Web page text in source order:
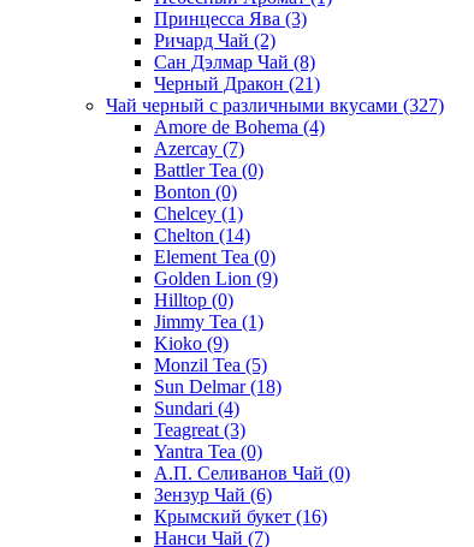
Принцесса Ява (3)
Ричард Чай (2)
Сан Дэлмар Чай (8)
Черный Дракон (21)
Чай черный с различными вкусами (327)
Amore de Bohema (4)
Azercay (7)
Battler Tea (0)
Bonton (0)
Chelcey (1)
Chelton (14)
Element Tea (0)
Golden Lion (9)
Hilltop (0)
Jimmy Tea (1)
Kioko (9)
Monzil Tea (5)
Sun Delmar(18)
Sundari (4)
Teagreat (3)
Yantra Tea (0)
А.П. Селиванов Чай (0)
Зензур Чай (6)
Крымский букет (16)
Нанси Чай (7)